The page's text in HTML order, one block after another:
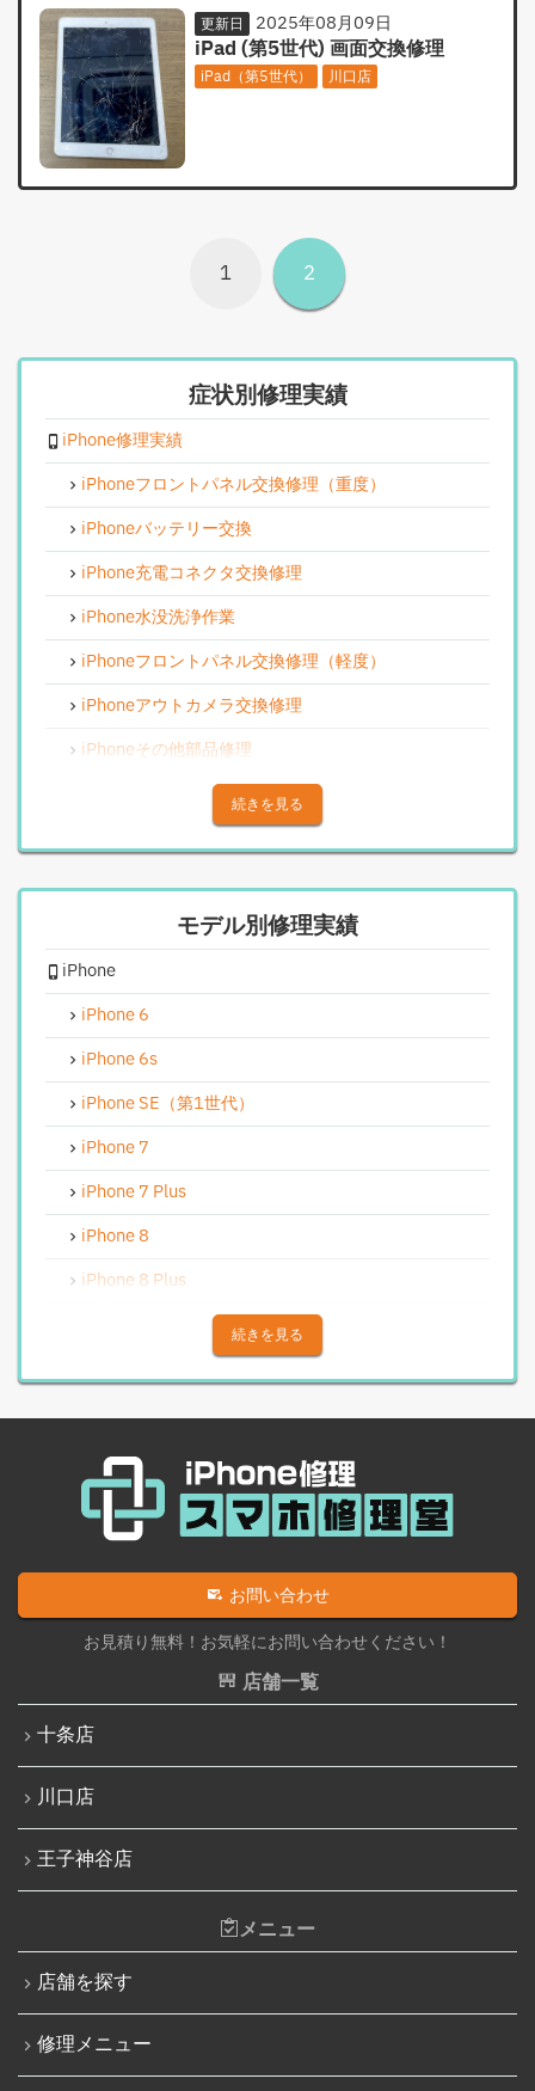
更新日 2025年08月09日
iPad (第5世代) 画面交換修理
iPad（第5世代） 川口店
1 2
症状別修理実績
iPhone修理実績
iPhoneフロントパネル交換修理（重度）
iPhoneバッテリー交換
iPhone充電コネクタ交換修理
iPhone水没洗浄作業
iPhoneフロントパネル交換修理（軽度）
iPhoneアウトカメラ交換修理
iPhoneその他部品修理
iPhoneアウトカメラレンズ交換修理
iPhoneスピーカー関連修理
iPhoneカメラレンズガラス交換修理
iPhoneインカメラ交換修理
iPhoneリンゴループ、システム復旧
iPhone基板破損修理（軽度）
iPhoneバイブレータ交換修理
Android修理実績
Androidフロントパネル交換修理
Androidバッテリー交換
Android水没洗浄作業
Androidその他部品修理
Android基板破損修理（重度）
Androidロゴループ、システム復旧
Android基板破損修理（軽度）
iPad修理実績
iPadフロントパネル交換修理（ガラス割れ・タッチ不
iPadバッテリー交換
iPadパネル交換修理（ガラス液晶一体型）
iPad充電コネクタ交換修理
iPad液晶パネル交換修理（画面表示不良）
iPad水没洗浄作業
iPadその他部品修理
Nintendo Switch修理実績
Nintendo Switchバッテリー交換
Nintendo Switch液晶画面修理交換
続きを見る
モデル別修理実績
iPhone
iPhone 6
iPhone 6s
iPhone SE（第1世代）
iPhone 7
iPhone 7 Plus
iPhone 8
iPhone 8 Plus
iPhone XS Max
iPhone XR
iPhone 11
iPhone 11 Pro
iPhone 11 Pro Max
iPhone SE（第2世代）
iPhone 12 Pro
iPhone 12 mini
iPhone 12 Pro Max
iPhone 13
iPhone 13 mini
iPhone 13 Pro Max
iPhone SE（第3世代）
iPhone 14
続きを見る
お問い合わせ
お見積り無料！お気軽にお問い合わせください！
店舗一覧
十条店
川口店
王子神谷店
メニュー
店舗を探す
修理メニュー